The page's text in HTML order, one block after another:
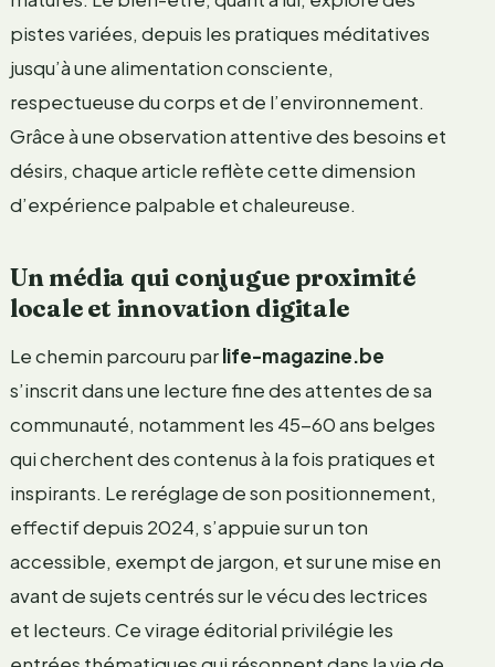
pistes variées, depuis les pratiques méditatives
jusqu’à une alimentation consciente,
respectueuse du corps et de l’environnement.
Grâce à une observation attentive des besoins et
désirs, chaque article reflète cette dimension
d’expérience palpable et chaleureuse.
Un média qui conjugue proximité
locale et innovation digitale
Le chemin parcouru parlife-magazine.be
s’inscrit dans une lecture fine des attentes de sa
communauté, notamment les 45-60 ans belges
qui cherchent des contenus à la fois pratiques et
inspirants. Le reréglage de son positionnement,
effectif depuis 2024, s’appuie sur un ton
accessible, exempt de jargon, et sur une mise en
avant de sujets centrés sur le vécu des lectrices
et lecteurs. Ce virage éditorial privilégie les